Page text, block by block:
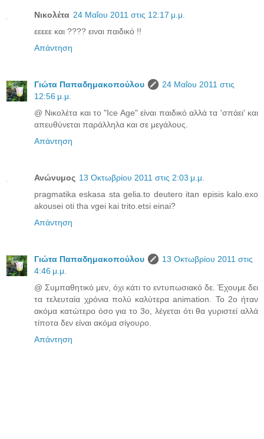
Νικολέτα 24 Μαΐου 2011 στις 12:17 μ.μ.
εεεεε και ???? ειναι παιδικό !!
Απάντηση
Γιώτα Παπαδημακοπούλου
24 Μαΐου 2011 στις
12:56 μ.μ.
@ Νικολέτα και το "Ice Age" είναι παιδικό αλλά τα 'σπάει' και
απευθύνεται παράλληλα και σε μεγάλους.
Απάντηση
Ανώνυμος 13 Οκτωβρίου 2011 στις 2:03 μ.μ.
pragmatika eskasa sta gelia.to deutero itan episis kalo.exo
akousei oti tha vgei kai trito.etsi einai?
Απάντηση
Γιώτα Παπαδημακοπούλου
13 Οκτωβρίου 2011 στις
4:46 μ.μ.
@ Συμπαθητικό μεν, όχι κάτι το εντυπωσιακό δε. Έχουμε δει
τα τελευταία χρόνια πολύ καλύτερα animation. Το 2ο ήταν
ακόμα κατώτερο όσο για το 3ο, λέγεται ότι θα γυριστεί αλλά
τίποτα δεν είναι ακόμα σίγουρο.
Απάντηση